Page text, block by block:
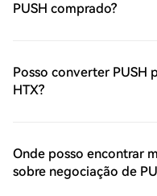
PUSH comprado?
Posso converter PUSH
HTX?
Onde posso encontrar
sobre negociação de